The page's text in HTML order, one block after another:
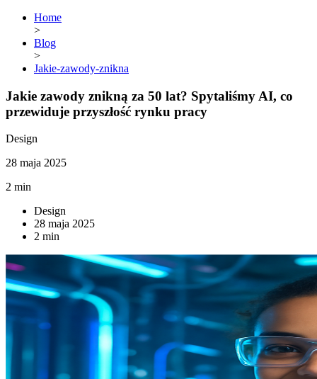
Home
>
Blog
>
Jakie-zawody-znikna
Jakie zawody znikną za 50 lat? Spytaliśmy AI, co
przewiduje przyszłość rynku pracy
Design
28 maja 2025
2 min
Design
28 maja 2025
2 min